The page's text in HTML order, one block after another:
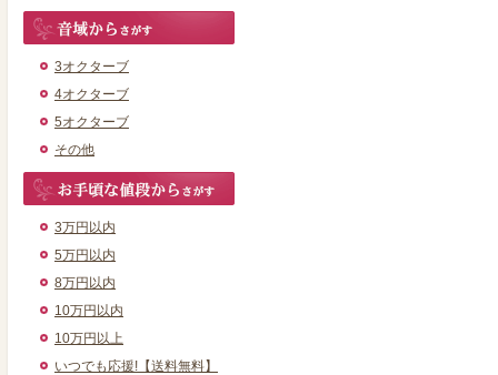
3オクターブ
4オクターブ
5オクターブ
その他
3万円以内
5万円以内
8万円以内
10万円以内
10万円以上
いつでも応援!【送料無料】